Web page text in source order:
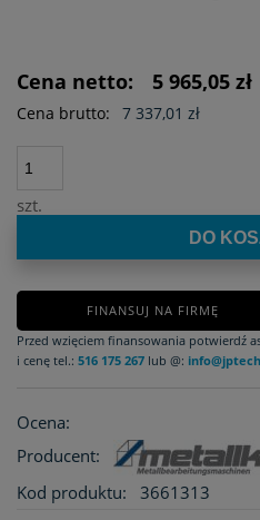
Cena nie zawiera ewentualnych
Cena netto: 5 965,05 zł
Cena brutto: 7 337,01 zł
szt.
DO
FINANSUJ NA FIRMĘ
Przed wzięciem finansowania potwierdź
i cenę tel.: 516 175 267 lub @:
Ocena:
Producent:
Kod produktu:
3661313